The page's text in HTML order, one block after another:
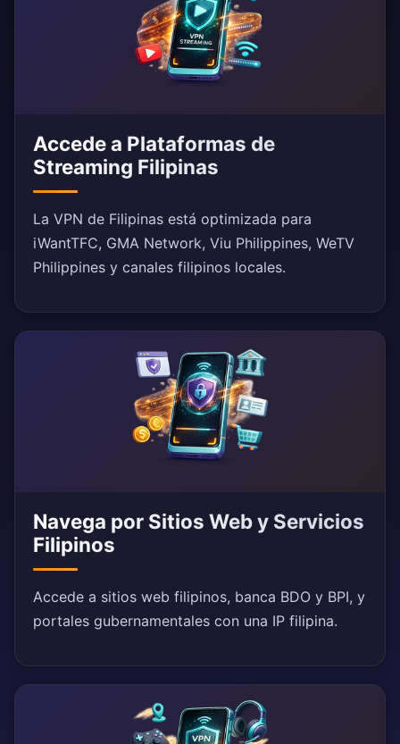
Accede a Plataformas de
Streaming Filipinas
La VPN de Filipinas está optimizada para
iWantTFC, GMA Network, Viu Philippines, WeTV
Philippines y canales filipinos locales.
Navega por Sitios Web y Servicios
Filipinos
Accede a sitios web filipinos, banca BDO y BPI, y
portales gubernamentales con una IP filipina.